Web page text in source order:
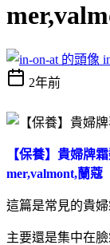
2年前
【保養】貴婦牌
mer,valmont,蘭蔻
這篇是常見的貴
主要還是集中在